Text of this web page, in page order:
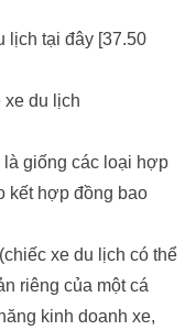
lịch tại đây [37.50
du lịch
giống các loại hợp
kết hợp đồng bao
xe du lịch có thể
riêng của một cá
kinh doanh xe,